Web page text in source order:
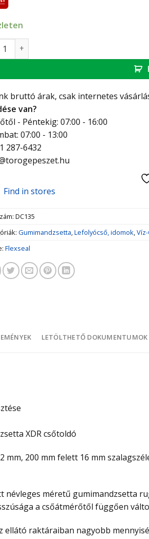
gumikarmantyú csőtoldó, XDR 135,
bruttó árak, csak internetes
van?
- Péntekig: 07:00 - 16:00
07:00 - 13:00
287-6432
Find in stores
DC135
Gumimandzsetta Lefolyócső, idomok
Flexseal
LETÖLTHETŐ DOKUMENTUMOK
XDR csőtoldó
200 mm felett 16 mm
méretű gumimandzsetta
a csőátmérőtől függően
raktáraiban nagyobb